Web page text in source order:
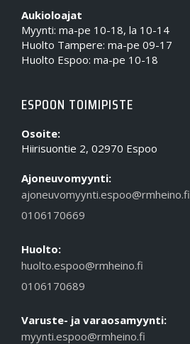
Aukioloajat
Myynti: ma-pe 10-18, la 10-14
Huolto Tampere: ma-pe 09-17
Huolto Espoo: ma-pe 10-18
ESPOON TOIMIPISTE
Osoite:
Hiirisuontie 2, 02970 Espoo
Ajoneuvomyynti:
ajoneuvomyynti.espoo@rmheino.fi
0106170669
Huolto:
huolto.espoo@rmheino.fi
0106170689
Varuste- ja varaosamyynti:
myynti.espoo@rmheino.fi